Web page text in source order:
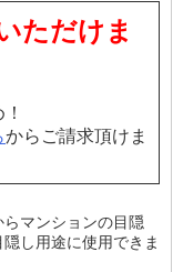
ただけま
からご請求頂けま
マンションの目隠
し用途に使用できま